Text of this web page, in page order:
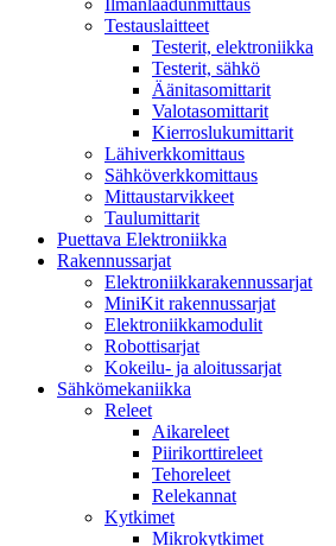
Ilmanlaadunmittaus
Testauslaitteet
Testerit, elektroniikka
Testerit, sähkö
Äänitasomittarit
Valotasomittarit
Kierroslukumittarit
Lähiverkkomittaus
Sähköverkkomittaus
Mittaustarvikkeet
Taulumittarit
Puettava Elektroniikka
Rakennussarjat
Elektroniikkarakennussarjat
MiniKit rakennussarjat
Elektroniikkamodulit
Robottisarjat
Kokeilu- ja aloitussarjat
Sähkömekaniikka
Releet
Aikareleet
Piirikorttireleet
Tehoreleet
Relekannat
Kytkimet
Mikrokytkimet